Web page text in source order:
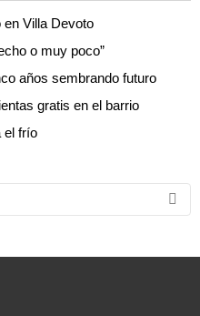
Villa Devoto
o muy poco”
años sembrando futuro
gratis en el barrio
el frío